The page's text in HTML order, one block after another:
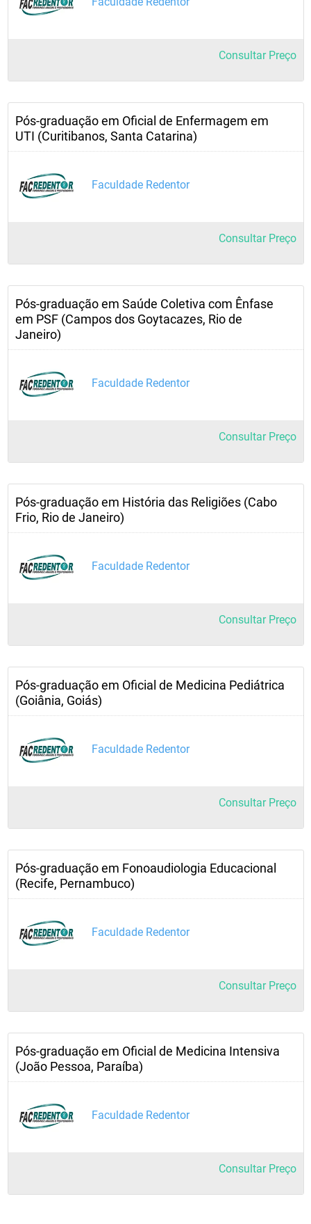
Consultar Preço
Pós-graduação em Oficial de Enfermagem em
UTI (Curitibanos, Santa Catarina)
Faculdade Redentor
Consultar Preço
Pós-graduação em Saúde Coletiva com Ênfase
em PSF (Campos dos Goytacazes, Rio de
Janeiro)
Faculdade Redentor
Consultar Preço
Pós-graduação em História das Religiões (Cabo
Frio, Rio de Janeiro)
Faculdade Redentor
Consultar Preço
Pós-graduação em Oficial de Medicina Pediátrica
(Goiânia, Goiás)
Faculdade Redentor
Consultar Preço
Pós-graduação em Fonoaudiologia Educacional
(Recife, Pernambuco)
Faculdade Redentor
Consultar Preço
Pós-graduação em Oficial de Medicina Intensiva
(João Pessoa, Paraíba)
Faculdade Redentor
Consultar Preço